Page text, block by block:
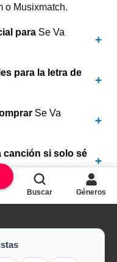
o Musixmatch.
para Se Va
para la letra de
Se Va
canción si solo sé
Buscar Géneros